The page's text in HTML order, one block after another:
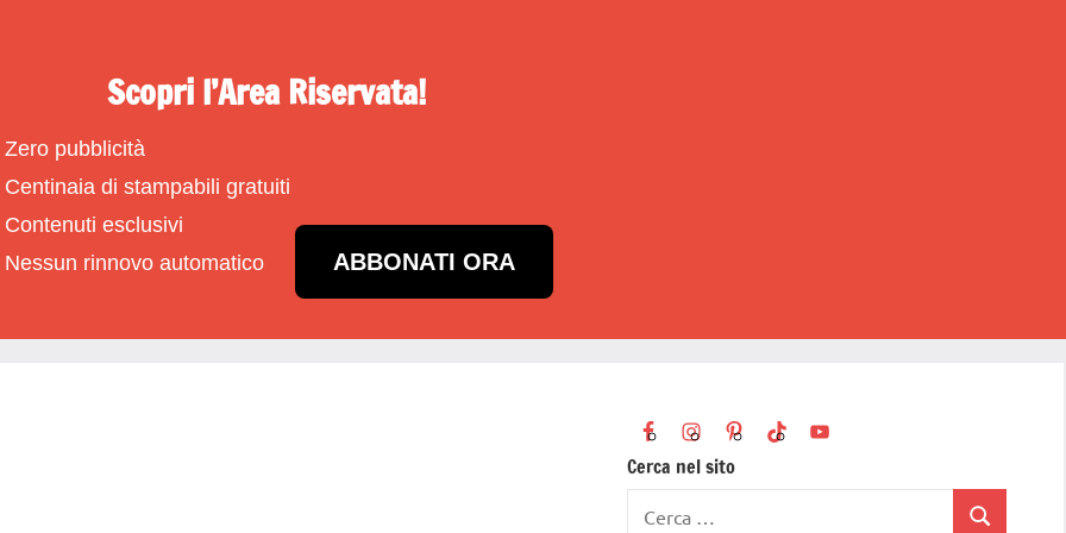
Scopri l’Area Riservata!
Zero pubblicità
Centinaia di stampabili gratuiti
Contenuti esclusivi
Nessun rinnovo automatico
ABBONATI ORA
Cerca nel sito